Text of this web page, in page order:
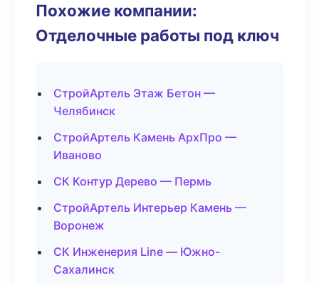
Похожие компании:
Отделочные работы под ключ
СтройАртель Этаж Бетон —
Челябинск
СтройАртель Камень АрхПро —
Иваново
СК Контур Дерево — Пермь
СтройАртель Интерьер Камень —
Воронеж
СК Инженерия Line — Южно-
Сахалинск